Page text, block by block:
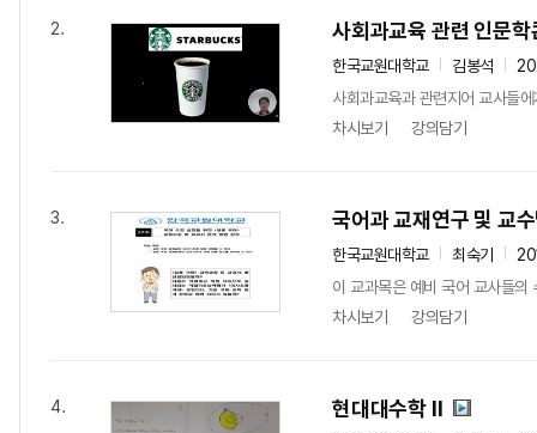
2. 사회과교육 관련 인문학
한국교원대학교 김봉석
사회과교육과 관련지어 교사들
차시보기
강의담기
3. 국어과 교재연구 및 교
한국교원대학교 최숙기
이 교과목은 예비 국어 교사들
차시보기
강의담기
4. 현대대수학 II